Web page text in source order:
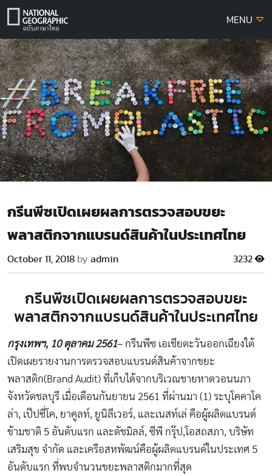
Skip
MENU
กรีนพีซเปิดเผยผลการตรวจสอบขยะ
พลาสติกจากแบรนด์สินค้าในประเทศไทย
October 11, 2018 by admin 3232
กรีนพีซเปิดเผยผลการตรวจสอบขยะ
พลาสติกจากแบรนด์สินค้าในประเทศไทย
กรุงเทพฯ, 10ตุลาคม2561– กรีนพีซ เอเชียตะวันออกเฉียงใต้
เปิดเผยรายงานการตรวจสอบแบรนด์สินค้าจากขยะ
พลาสติก(Brand Audit) ที่เก็บได้จากบริเวณชายหาดวอนนภา
จังหวัดชลบุรี เมื่อเดือนกันยายน 2561 ที่ผ่านมา (1) ระบุโคคาโค
ล่า, เป๊ปซี่โค, ยาคูลท์, ยูนิลีเวอร์, และเนสท์เล่ คือผู้ผลิตแบรนด์
ข้ามชาติ 5 อันดับแรก และดัชมิลล์, ซีพี กรุ๊ป,โอสถสภา, บริษัท
เสริมสุข จำกัด และเครือสหพัฒน์คือผู้ผลิตแบรนด์ในประเทศ 5
อันดับแรก ที่พบจำนวนขยะพลาสติกมากที่สุด